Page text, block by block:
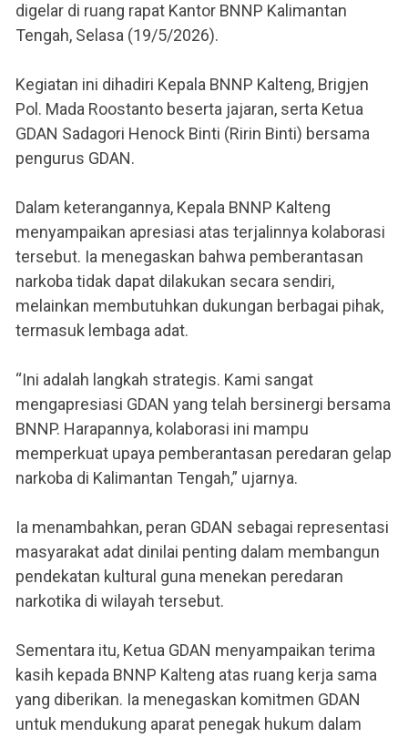
digelar di ruang rapat Kantor BNNP Kalimantan
Tengah, Selasa (19/5/2026).
Kegiatan ini dihadiri Kepala BNNP Kalteng, Brigjen
Pol. Mada Roostanto beserta jajaran, serta Ketua
GDAN Sadagori Henock Binti (Ririn Binti) bersama
pengurus GDAN.
Dalam keterangannya, Kepala BNNP Kalteng
menyampaikan apresiasi atas terjalinnya kolaborasi
tersebut. Ia menegaskan bahwa pemberantasan
narkoba tidak dapat dilakukan secara sendiri,
melainkan membutuhkan dukungan berbagai pihak,
termasuk lembaga adat.
“Ini adalah langkah strategis. Kami sangat
mengapresiasi GDAN yang telah bersinergi bersama
BNNP. Harapannya, kolaborasi ini mampu
memperkuat upaya pemberantasan peredaran gelap
narkoba di Kalimantan Tengah,” ujarnya.
Ia menambahkan, peran GDAN sebagai representasi
masyarakat adat dinilai penting dalam membangun
pendekatan kultural guna menekan peredaran
narkotika di wilayah tersebut.
Sementara itu, Ketua GDAN menyampaikan terima
kasih kepada BNNP Kalteng atas ruang kerja sama
yang diberikan. Ia menegaskan komitmen GDAN
untuk mendukung aparat penegak hukum dalam